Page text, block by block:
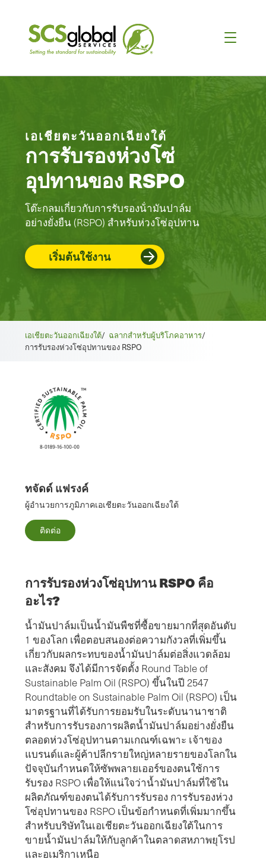
เอเชียตะวันออกเฉียงใต้
การรับรองห่วงโซ่
อุปทานของ RSPO
โต๊ะกลมเกี่ยวกับการรับรองน้ํามันปาล์ม
อย่างยั่งยืน (RSPO) สําหรับห่วงโซ่อุปทาน
เริ่มต้นใช้งาน
เอเชียตะวันออกเฉียงใต้/ ฉลากสําหรับผู้บริโภคอาหาร/
การรับรองห่วงโซ่อุปทานของ RSPO
ทจัดด์ แฟรงค์
ผู้อํานวยการภูมิภาคเอเชียตะวันออกเฉียงใต้
ติดต่อ
การรับรองห่วงโซ่อุปทาน RSPO คือ
อะไร?
น้ำมันปาล์มเป็นน้ำมันพืชที่ซื้อขายมากที่สุดอันดับ
1 ของโลก เพื่อตอบสนองต่อความกังวลที่เพิ่มขึ้น
เกี่ยวกับผลกระทบของน้ำมันปาล์มต่อสิ่งแวดล้อม
และสังคม จึงได้มีการจัดตั้ง Round Table of
Sustainable Palm Oil (RSPO) ขึ้นในปี 2547
Roundtable on Sustainable Palm Oil (RSPO) เป็น
มาตรฐานที่ได้รับการยอมรับในระดับนานาชาติ
สำหรับการรับรองการผลิตน้ำมันปาล์มอย่างยั่งยืน
ตลอดห่วงโซ่อุปทานตามเกณฑ์เฉพาะ เจ้าของ
แบรนด์และผู้ค้าปลีกรายใหญ่หลายรายของโลกใน
ปัจจุบันกำหนดให้ซัพพลายเออร์ของตนใช้การ
รับรอง RSPO เพื่อให้แน่ใจว่าน้ำมันปาล์มที่ใช้ใน
ผลิตภัณฑ์ของตนได้รับการรับรอง การรับรองห่วง
โซ่อุปทานของ RSPO เป็นข้อกำหนดที่เพิ่มมากขึ้น
สำหรับบริษัทในเอเชียตะวันออกเฉียงใต้ในการ
ขายน้ำมันปาล์มให้กับลูกค้าในตลาดสหภาพยุโรป
และอเมริกาเหนือ